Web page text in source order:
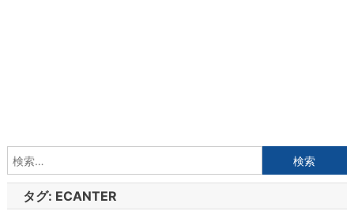
索:
タグ: ECANTER